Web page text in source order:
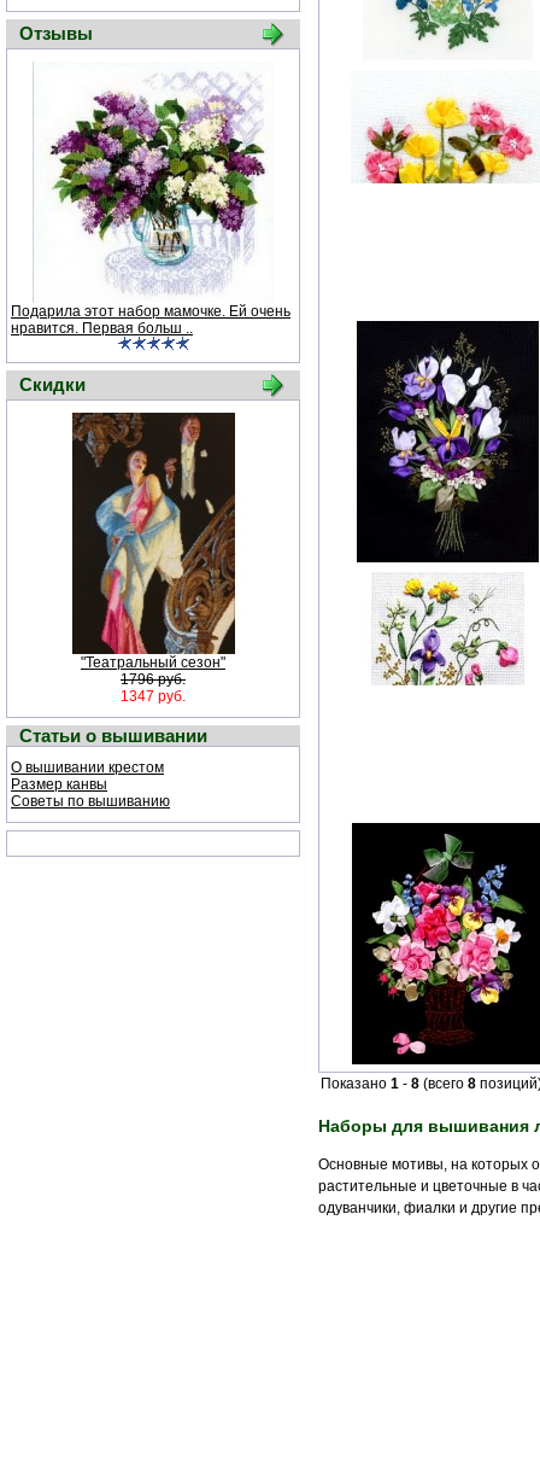
Отзывы
Подарила этот набор мамочке. Ей очень
нравится. Первая больш ..
Скидки
"Театральный сезон"
1796 руб.
1347 руб.
Статьи о вышивании
О вышивании крестом
Размер канвы
Советы по вышиванию
Показано 1 - 8 (всего 8
Наборы для вышивания
Основные мотивы, на которых
растительные и цветочные в
одуванчики, фиалки и другие